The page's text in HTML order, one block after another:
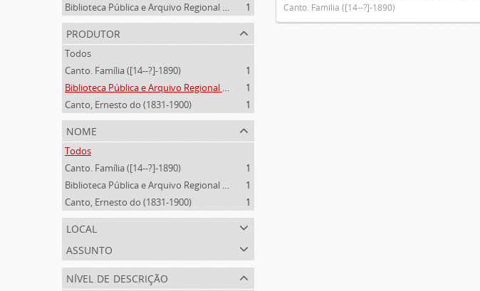
Biblioteca Pública e Arquivo Regional de Ponta Delgada
1
produtor
Todos
Canto. Família ([14--?]-1890)
1
Biblioteca Pública e Arquivo Regional de Ponta Delgada (1841- )
1
Canto, Ernesto do (1831-1900)
1
nome
Todos
Canto. Família ([14--?]-1890)
1
Biblioteca Pública e Arquivo Regional de Ponta Delgada (1841- )
1
Canto, Ernesto do (1831-1900)
1
local
assunto
nível de descrição
Canto. Família ([14--?]-1890)